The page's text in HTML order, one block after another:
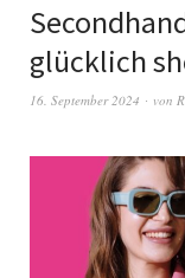
glücklich
16. September 2024 von